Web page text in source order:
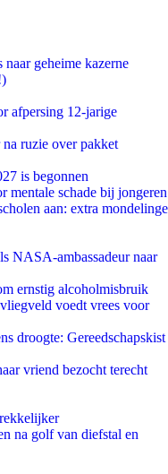
geheime kazerne
afpersing 12-jarige
ruzie over pakket
is begonnen
mentale schade bij jongeren
aan: extra mondelinge
NASA-ambassadeur naar
ernstig alcoholmisbruik
voedt vrees voor
droogte: Gereedschapskist
vriend bezocht terecht
na golf van diefstal en